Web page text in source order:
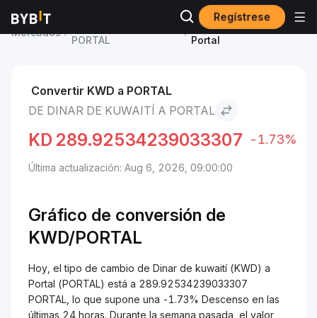
Regístrese
Mercados
PORTAL
Dinar de kuwaití to
Portal
Convertir KWD a PORTAL
DE DINAR DE KUWAITÍ A PORTAL
KD 289.92534239033307 -1.73%
Última actualización: Aug 6, 2026, 09:00:00
Gráfico de conversión de
KWD/PORTAL
Hoy, el tipo de cambio de Dinar de kuwaití (KWD) a
Portal (PORTAL) está a 289.92534239033307
PORTAL, lo que supone una -1.73% Descenso en las
últimas 24 horas. Durante la semana pasada, el valor